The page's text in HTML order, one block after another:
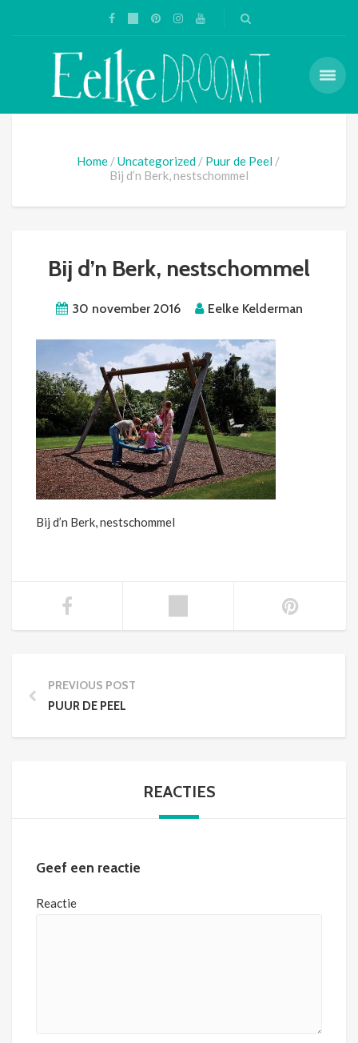
Home Uncategorized
Puur de Peel
Bij d’n Berk, nestschommel
Bij d’n Berk, nestschommel
30 november 2016 Eelke Kelderman
Bij d’n Berk, nestschommel
PREVIOUS POST
PUUR DE PEEL
REACTIES
Geef een reactie
Reactie